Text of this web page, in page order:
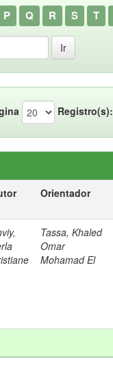
P Q R S T
Registro(s):
Orientador
Tassa, Khaled
Omar
Mohamad El